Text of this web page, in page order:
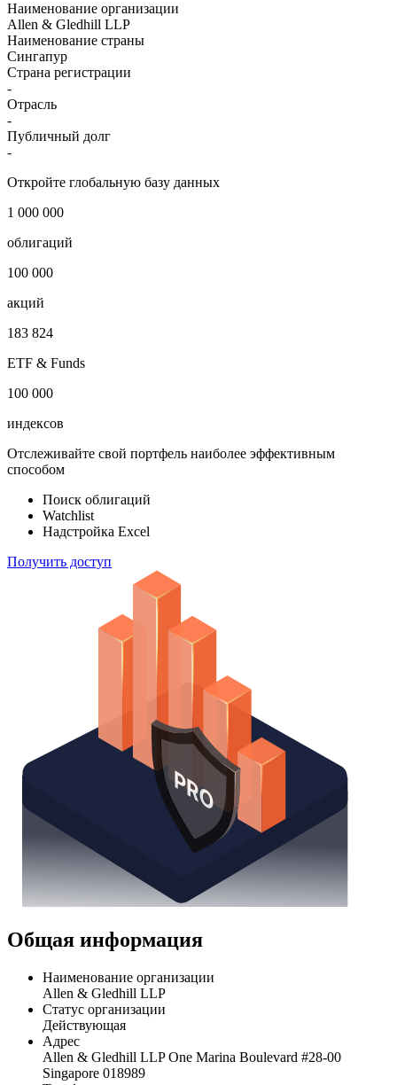
Наименование организации
Allen & Gledhill LLP
Наименование страны
Сингапур
Страна регистрации
-
Отрасль
-
Публичный долг
-
Откройте глобальную базу данных
1 000 000
облигаций
100 000
акций
183 824
ETF & Funds
100 000
индексов
Отслеживайте свой портфель наиболее эффективным
способом
Поиск облигаций
Watchlist
Надстройка Excel
Получить доступ
Общая информация
Наименование организации
Allen & Gledhill LLP
Статус организации
Действующая
Адрес
Allen & Gledhill LLP One Marina Boulevard #28-00
Singapore 018989